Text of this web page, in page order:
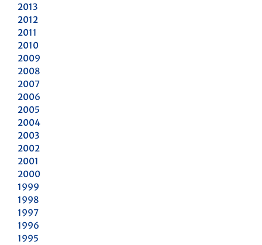
2013
2012
2011
2010
2009
2008
2007
2006
2005
2004
2003
2002
2001
2000
1999
1998
1997
1996
1995